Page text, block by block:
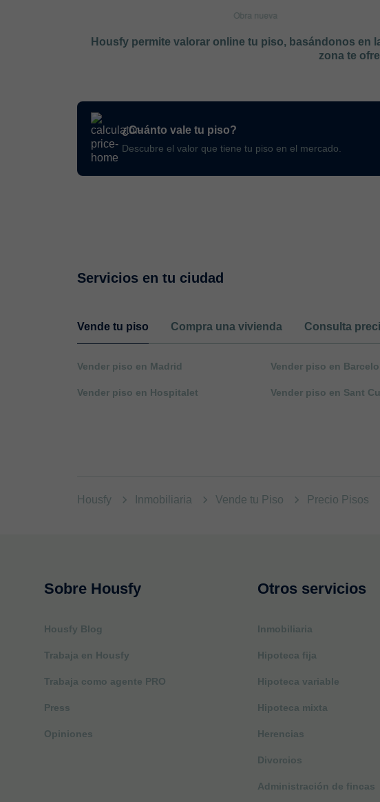
Housfy permite valorar online tu piso, basándonos en
zona te
¿Cuánto vale tu piso?
Descubre el valor que tiene tu piso en el mercado.
Servicios en tu ciudad
Vende tu piso Compra una vivienda Consulta
Vender piso en Madrid Vender piso en
Vender piso en Hospitalet Vender piso en Sant
Housfy Inmobiliaria Vende tu Piso Precio Pisos
Sobre Housfy
Housfy Blog
Trabaja en Housfy
Trabaja como agente PRO
Press
Opiniones
Otros servicios
Inmobiliaria
Hipoteca fija
Hipoteca variable
Hipoteca mixta
Herencias
Divorcios
Administración de fincas